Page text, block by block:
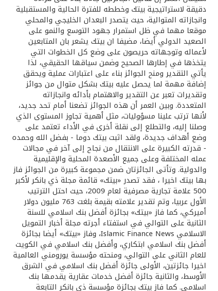
مواقع الفروع وأجهزة الصرف الآلي
ألمانيا
ماليزيا
تركيا
مصر
المملكة المتحدة
مملكة البحرين
دقيقة لاستراتيجية بيتك وخططه للفترة الحالية والمستقبلية
وانجازاته المتوالية، حيث يتصدر البعدان الخليجي والمحلي
موقعا مهما في ظل استمرار جهود التوسع والنمو على
الصعيد الدولي أيضا، مضيفا ان بيتك يشعر بان المتابعين
لأعماله وتوجهاته حريصون على وضع كل الخطوات التي
يتخذها في إطارها الصحيح وضمن سياقها الحقيقي، لذا
يأتي التقدير ومنح الجوائز بناء على اعتبارات عملية ويحقق
إضافة مهمة لما يحصل عليه بيتك بشكل متوال من جوائز
وتقديرات تعبر عن التقدير والاهتمام بأدائه وانجازاته
المتعددة. وبين العمر أن هذه الجوائز تضعنا أمام تحد جديد،
لأنها ترتب علينا مسؤوليات، مثل أهمية تجاوز المستوى الذي
وصلنا إليه، والتطلع إلى نقلة أخرى في الأداء تعتمد على
وضع أهداف جديدة، ولقد اثبت بيتك دوما - بفضل الله وحمده
- قدرته الكبيرة على الانتقال من نجاح إلى آخر في مجالات
عمله المختلفة وعلى جميع الأصعدة المحلية والإقليمية
والدولية. وتأتى الجائزتان ضمن مجموعة كبيرة من الجوائز فاز
بها بيتك اخيرا ، فقد تصدر «بيتك» قائمة مجلة ذي بانكر لأكبر
500 علامة تجارية مصرفية لعام 2009، حيث احتل الترتيب
الأول عربيا، وتم تقدير علامته بقيمة بلغت 763 مليون دولار
أميركي، كما فاز «بيتك» بجائزة أفضل بنك اسلامي للسنة
الثانية على التوالي في استفتاء أجرته مجلة أخبار التمويل
الاسلامي Islamic Finance News، وفاز «بيتك» أيضا بجائزة
أفضل بنك اسلامي ابتكاري، وأفضل بنك اسلامي في الكويت
للعام الثاني على التوالي، ومنحته مؤسسة يورومني العالمية
اخيرا جائزتين، الأولى جائزة أفضل بنك اسلامي في الشرق
الأوسط، والثانية جائزة أفضل خدمات عقارية يقدمها بنك
اسلامي. كما فاز بيتك بجائزة مؤسسة ذي بانكر التابعة